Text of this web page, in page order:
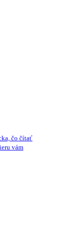
čo čítať
vám